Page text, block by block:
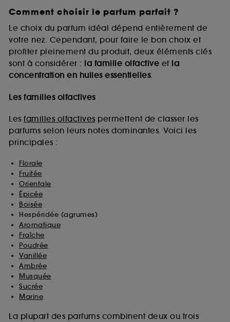
Comment choisir le parfum parfait ?
Le choix du parfum idéal dépend entièrement de
votre nez. Cependant, pour faire le bon choix et
profiter pleinement du produit, deux éléments clés
sont à considérer : la famille olfactive et la
concentration en huiles essentielles.
Les familles olfactives
Les familles olfactives permettent de classer les
parfums selon leurs notes dominantes. Voici les
principales :
Florale
Fruitée
Orientale
Épicée
Boisée
Hespéridée (agrumes)
Aromatique
Fraîche
Poudrée
Vanillée
Ambrée
Musquée
Sucrée
Marine
La plupart des parfums combinent deux ou trois
A l'exception des cookies techniques, le dépôt et la
lecture de ces traceurs requiert votre accord. Vous
pouvez personnaliser vos choix concernant le dépôt
de ces cookies grâce au bouton "personnaliser mes
choix" ci-dessous ou décider de "tout accepter".
Sephora pourra associer les informations de
navigation collectées par ces Cookies, pour les
collectées ou générées lors de votre activité en ligne
sur "continuer sans accepter". Voous pouvez à tout
moment choisir de retirer votrte consentement. Si vous
souhaitez obtenir plus d'information sur les cookies
utilisés, cliquez